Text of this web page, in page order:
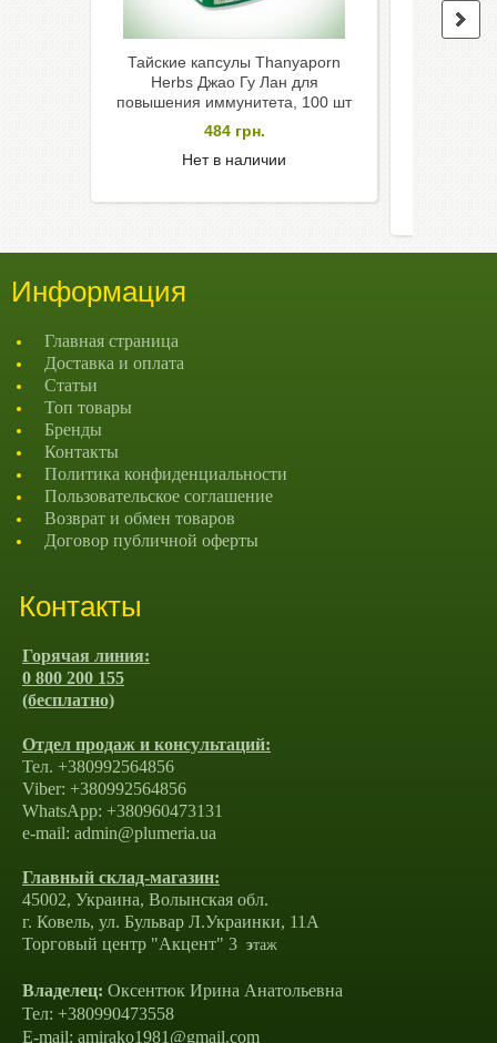
Тайские капсулы Thanyaporn
Herbs Джао Гу Лан для
повышения иммунитета, 100 шт
484 грн.
Нет в наличии
Информация
Главная страница
Доставка и оплата
Статьи
Топ товары
Бренды
Контакты
Политика конфиденциальности
Пользовательское соглашение
Возврат и обмен товаров
Договор публичной оферты
Контакты
Горячая линия:
0 800 200 155
(бесплатно)
Отдел продаж и консультаций:
Тел. +380992564856
Viber: +380992564856
WhatsApp: +380960473131
e-mail: admin@plumeria.ua
Главный склад-магазин:
45002, Украина, Волынская обл.
г. Ковель, ул. Бульвар Л.Украинки, 11А
Торговый центр "Акцент" 3 этаж
Владелец: Оксентюк Ирина Анатольевна
Тел: +380990473558
E-mail: amirako1981@gmail.com